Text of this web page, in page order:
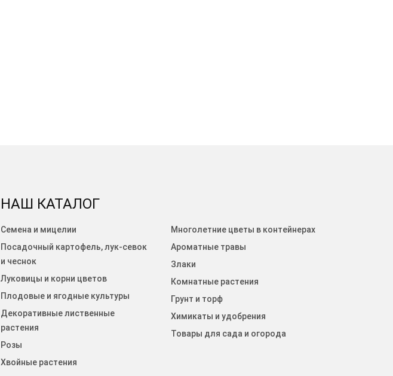
НАШ КАТАЛОГ
Семена и мицелии
Посадочный картофель, лук-севок
и чеснок
Луковицы и корни цветов
Плодовые и ягодные культуры
Декоративные лиственные
растения
Розы
Хвойные растения
Многолетние цветы в контейнерах
Ароматные травы
Злаки
Комнатные растения
Грунт и торф
Химикаты и удобрения
Товары для сада и огорода